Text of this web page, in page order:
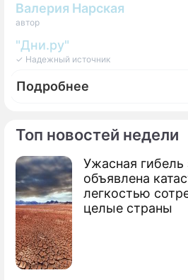
Топ новостей недели
Ужасная гибель
объявлена
легкостью
целые страны
Валерия Нарская
автор
"Дни.ру"
✓ Надежный источник
Подробнее
По теме
К чему снится корова
К чему снится Новый год
К чему снится лошадь